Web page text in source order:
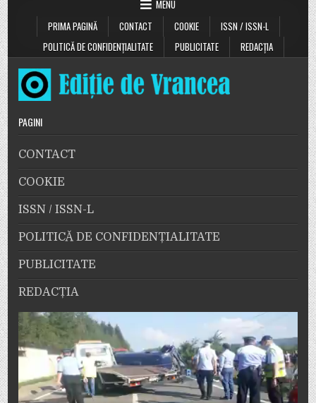
MENU
PRIMA PAGINĂ
CONTACT COOKIE
ISSN / ISSN-L
POLITICĂ DE CONFIDENȚIALITATE
PUBLICITATE REDACȚIA
PAGINI
CONTACT
COOKIE
ISSN / ISSN-L
POLITICĂ DE CONFIDENȚIALITATE
PUBLICITATE
REDACȚIA